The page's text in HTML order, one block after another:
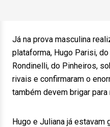
Já na prova masculina
plataforma, Hugo Parisi,
Rondinelli, do Pinheiros,
rivais e confirmaram o
também devem brigar
Hugo e Juliana já estavam